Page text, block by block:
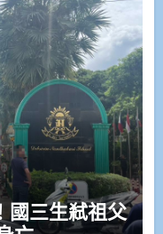
國三生弒祖父